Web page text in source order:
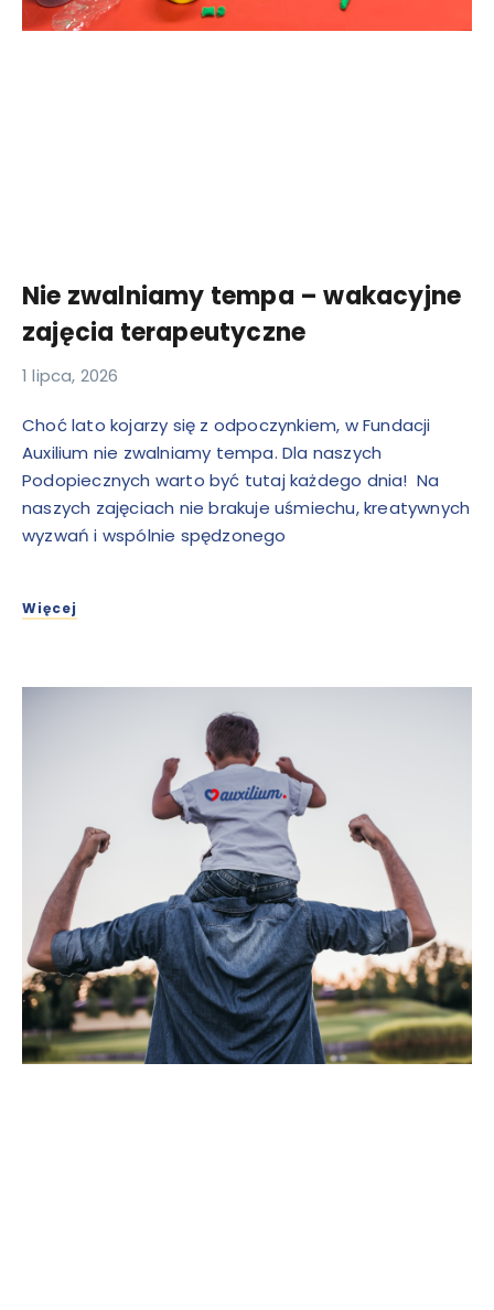
Nie zwalniamy tempa – wakacyjne
zajęcia terapeutyczne
1 lipca, 2026
Choć lato kojarzy się z odpoczynkiem, w Fundacji
Auxilium nie zwalniamy tempa. Dla naszych
Podopiecznych warto być tutaj każdego dnia! Na
naszych zajęciach nie brakuje uśmiechu, kreatywnych
wyzwań i wspólnie spędzonego
Więcej